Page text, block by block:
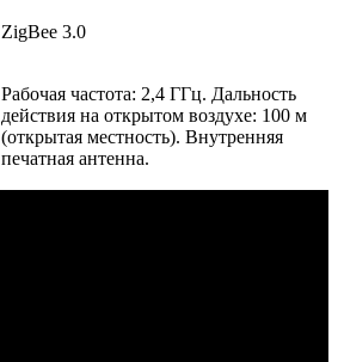
ZigBee 3.0
Рабочая частота: 2,4 ГГц. Дальность
действия на открытом воздухе: 100 м
(открытая местность). Внутренняя
печатная антенна.